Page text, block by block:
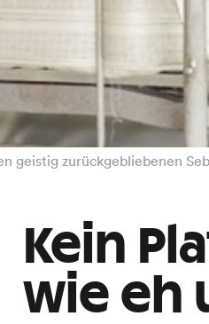
geistig zurückgebliebenen
Kein
wie eh